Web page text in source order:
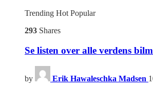
Trending Hot Popular
293 Shares
Se listen over alle verdens
by Erik Hawaleschka Madsen